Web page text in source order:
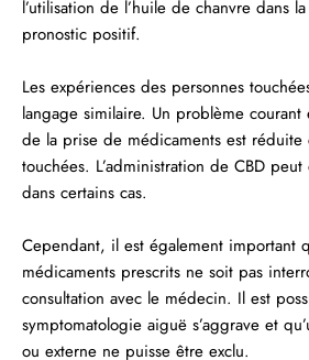
l’utilisation de l’huile de chanvre dans
pronostic positif.
Les expériences des personnes
langage similaire. Un problème courant
de la prise de médicaments est réduite
touchées. L’administration de CBD
dans certains cas.
Cependant, il est également important
médicaments prescrits ne soit pas
consultation avec le médecin. Il est
symptomatologie aiguë s’aggrave et
ou externe ne puisse être exclu.